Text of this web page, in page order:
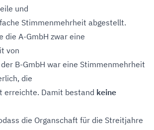
und
Stimmenmehrheit abgestellt.
A-GmbH zwar eine
von
B-GmbH war eine Stimmenmehrheit
die
erreichte. Damit bestand keine
die Organschaft für die Streitjahre